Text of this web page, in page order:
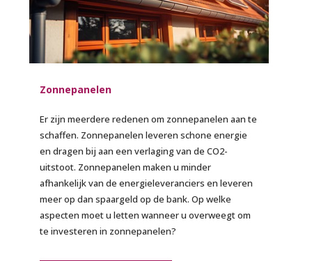
Zonnepanelen
Er zijn meerdere redenen om zonnepanelen aan te
schaffen. Zonnepanelen leveren schone energie
en dragen bij aan een verlaging van de CO2-
uitstoot. Zonnepanelen maken u minder
afhankelijk van de energieleveranciers en leveren
meer op dan spaargeld op de bank. Op welke
aspecten moet u letten wanneer u overweegt om
te investeren in zonnepanelen?